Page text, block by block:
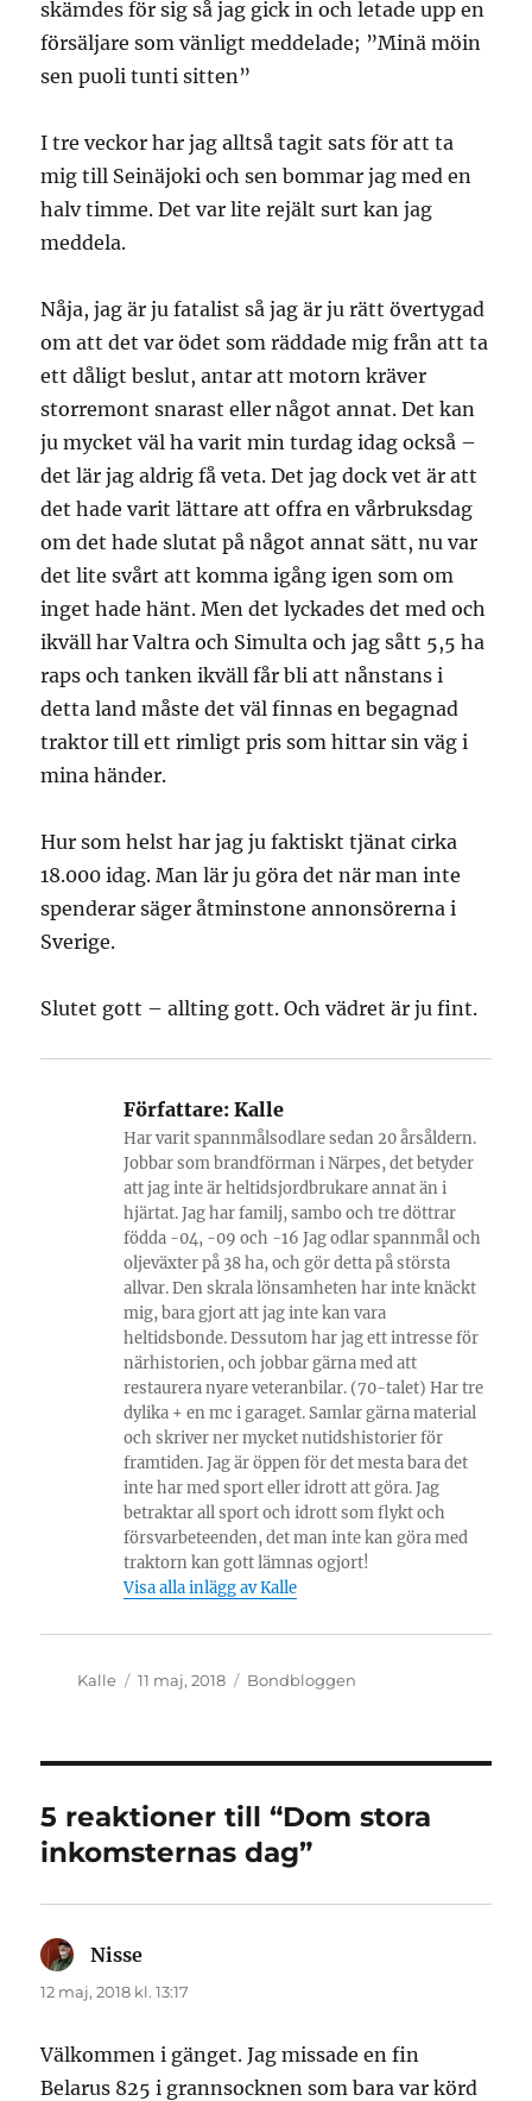
skämdes för sig så jag gick in och letade upp en
försäljare som vänligt meddelade; ”Minä möin
sen puoli tunti sitten”
I tre veckor har jag alltså tagit sats för att ta
mig till Seinäjoki och sen bommar jag med en
halv timme. Det var lite rejält surt kan jag
meddela.
Nåja, jag är ju fatalist så jag är ju rätt övertygad
om att det var ödet som räddade mig från att ta
ett dåligt beslut, antar att motorn kräver
storremont snarast eller något annat. Det kan
ju mycket väl ha varit min turdag idag också –
det lär jag aldrig få veta. Det jag dock vet är att
det hade varit lättare att offra en vårbruksdag
om det hade slutat på något annat sätt, nu var
det lite svårt att komma igång igen som om
inget hade hänt. Men det lyckades det med och
ikväll har Valtra och Simulta och jag sått 5,5 ha
raps och tanken ikväll får bli att nånstans i
detta land måste det väl finnas en begagnad
traktor till ett rimligt pris som hittar sin väg i
mina händer.
Hur som helst har jag ju faktiskt tjänat cirka
18.000 idag. Man lär ju göra det när man inte
spenderar säger åtminstone annonsörerna i
Sverige.
Slutet gott – allting gott. Och vädret är ju fint.
Författare: Kalle
Har varit spannmålsodlare sedan 20 årsåldern.
Jobbar som brandförman i Närpes, det betyder
att jag inte är heltidsjordbrukare annat än i
hjärtat. Jag har familj, sambo och tre döttrar
födda -04, -09 och -16 Jag odlar spannmål och
oljeväxter på 38 ha, och gör detta på största
allvar. Den skrala lönsamheten har inte knäckt
mig, bara gjort att jag inte kan vara
heltidsbonde. Dessutom har jag ett intresse för
närhistorien, och jobbar gärna med att
restaurera nyare veteranbilar. (70-talet) Har tre
dylika + en mc i garaget. Samlar gärna material
och skriver ner mycket nutidshistorier för
framtiden. Jag är öppen för det mesta bara det
inte har med sport eller idrott att göra. Jag
betraktar all sport och idrott som flykt och
försvarbeteenden, det man inte kan göra med
traktorn kan gott lämnas ogjort!
Visa alla inlägg av Kalle
Författare
Kalle
Publicerat
11 maj, 2018 Kategorier
Bondbloggen
5 reaktioner till “Dom stora
inkomsternas dag”
Nisse
12 maj, 2018 kl. 13:17
Välkommen i gänget. Jag missade en fin
Belarus 825 i grannsocknen som bara var körd